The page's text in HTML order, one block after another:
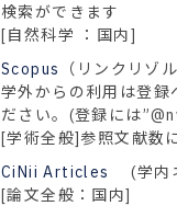
検索ができます
[自然科学 ：国内]
Scopus
（リンクリゾ
学外からの利用は登録
ださい。(登録には
[学術全般]参照文献数
CiNii Articles
(学内
[論文全般：国内]